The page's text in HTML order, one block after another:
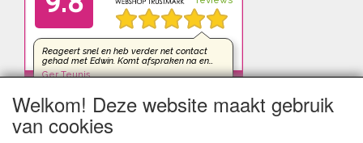
Welkom! Deze website maakt gebruik
van cookies